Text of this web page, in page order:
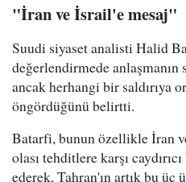
"İran ve İsrail'e mesaj"
Suudi siyaset analisti Halid
değerlendirmede anlaşmanın
ancak herhangi bir saldırıya
öngördüğünü belirtti.
Batarfi, bunun özellikle İran
olası tehditlere karşı
ederek, Tahran'ın artık bu